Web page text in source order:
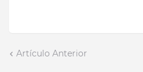
Artículo Anterior